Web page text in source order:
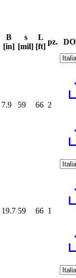
B
[in]
s
[mil]
L
[ft]
pz.
7.9 59 66 2
19.7 59 66 1